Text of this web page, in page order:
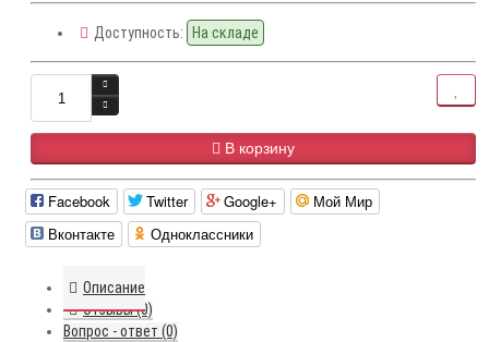
Доступность: На складе
В корзину
Facebook Twitter Google+
Мой Мир
Вконтакте
Одноклассники
Описание
Отзывы (0)
Вопрос - ответ (0)